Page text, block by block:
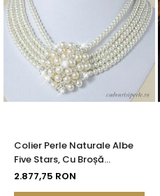
Colier Perle Naturale Albe
Five Stars, Cu Broșă
Detasabilă, Argint 925 |
2.877,75 RON